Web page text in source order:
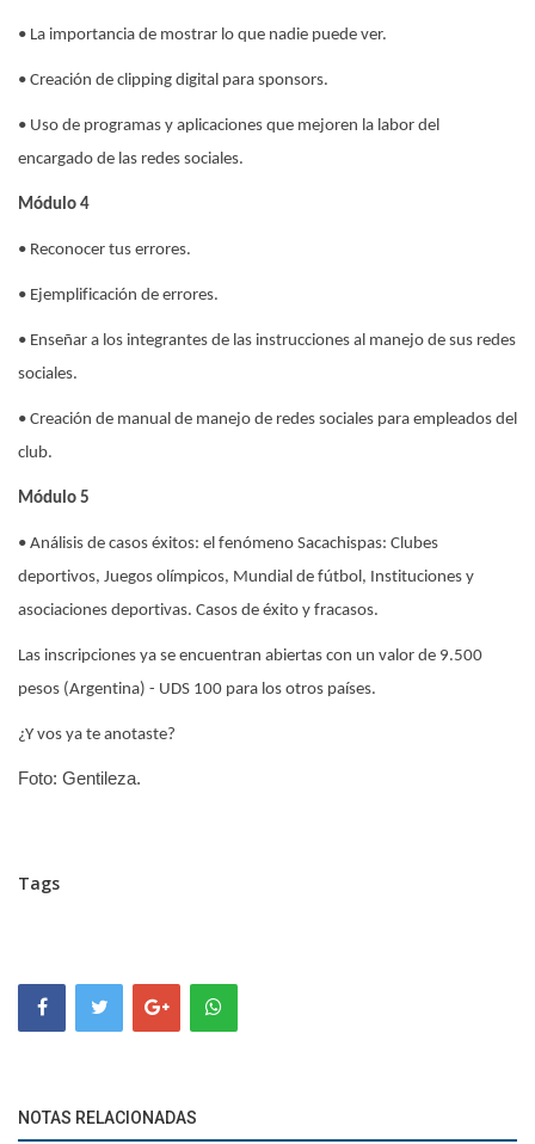
• La importancia de mostrar lo que nadie puede ver.
• Creación de clipping digital para sponsors.
• Uso de programas y aplicaciones que mejoren la labor del
encargado de las redes sociales.
Módulo 4
• Reconocer tus errores.
• Ejemplificación de errores.
• Enseñar a los integrantes de las instrucciones al manejo de sus redes
sociales.
• Creación de manual de manejo de redes sociales para empleados del
club.
Módulo 5
• Análisis de casos éxitos: el fenómeno Sacachispas: Clubes
deportivos, Juegos olímpicos, Mundial de fútbol, Instituciones y
asociaciones deportivas. Casos de éxito y fracasos.
Las inscripciones ya se encuentran abiertas con un valor de 9.500
pesos (Argentina) - UDS 100 para los otros países.
¿Y vos ya te anotaste?
Foto: Gentileza.
Tags
NOTAS RELACIONADAS